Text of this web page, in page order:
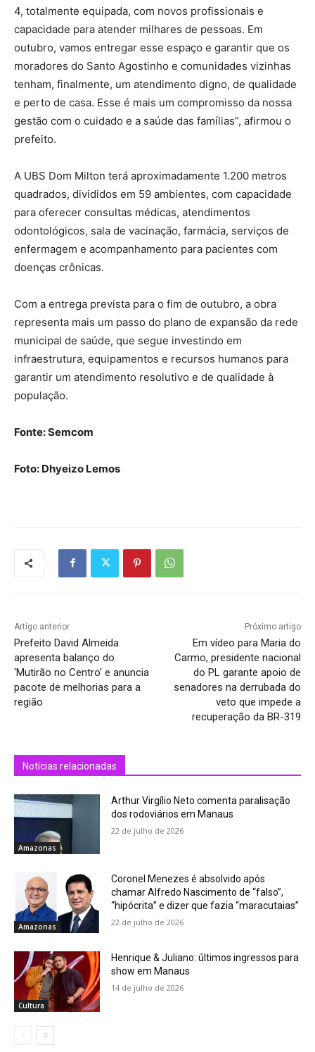
4, totalmente equipada, com novos profissionais e
capacidade para atender milhares de pessoas. Em
outubro, vamos entregar esse espaço e garantir que os
moradores do Santo Agostinho e comunidades vizinhas
tenham, finalmente, um atendimento digno, de qualidade
e perto de casa. Esse é mais um compromisso da nossa
gestão com o cuidado e a saúde das famílias”, afirmou o
prefeito.
A UBS Dom Milton terá aproximadamente 1.200 metros
quadrados, divididos em 59 ambientes, com capacidade
para oferecer consultas médicas, atendimentos
odontológicos, sala de vacinação, farmácia, serviços de
enfermagem e acompanhamento para pacientes com
doenças crônicas.
Com a entrega prevista para o fim de outubro, a obra
representa mais um passo do plano de expansão da rede
municipal de saúde, que segue investindo em
infraestrutura, equipamentos e recursos humanos para
garantir um atendimento resolutivo e de qualidade à
população.
Fonte: Semcom
Foto: Dhyeizo Lemos
Artigo anterior
Prefeito David Almeida
apresenta balanço do
‘Mutirão no Centro’ e anuncia
pacote de melhorias para a
região
Próximo artigo
Em vídeo para Maria do
Carmo, presidente nacional
do PL garante apoio de
senadores na derrubada do
veto que impede a
recuperação da BR-319
Notícias relacionadas
Amazonas
Arthur Virgílio Neto comenta paralisação
dos rodoviários em Manaus
22 de julho de 2026
Amazonas
Coronel Menezes é absolvido após
chamar Alfredo Nascimento de “falso”,
“hipócrita” e dizer que fazia “maracutaias”
22 de julho de 2026
Cultura
Henrique & Juliano: últimos ingressos para
show em Manaus
14 de julho de 2026